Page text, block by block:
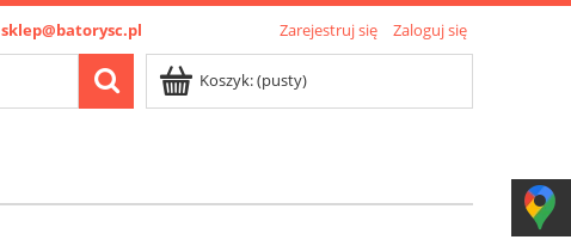
Zarejestruj się Zaloguj się
sklep@batorysc.pl
Koszyk:(pusty)